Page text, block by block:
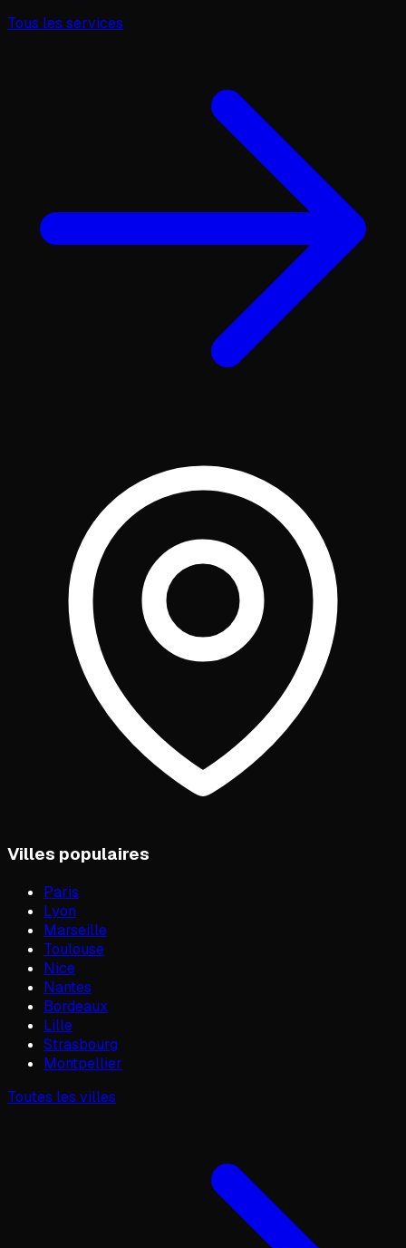
Tous les services
Villes populaires
Paris
Lyon
Marseille
Toulouse
Nice
Nantes
Bordeaux
Lille
Strasbourg
Montpellier
Toutes les villes